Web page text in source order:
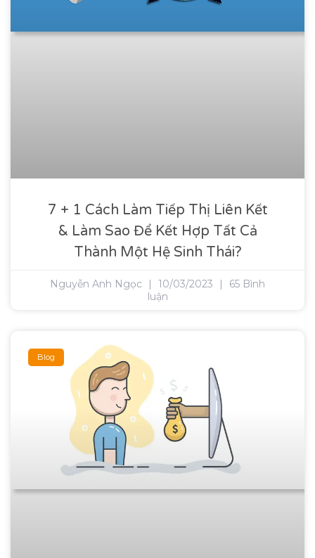
7 + 1 Cách Làm Tiếp Thị Liên Kết
& Làm Sao Để Kết Hợp Tất Cả
Thành Một Hệ Sinh Thái?
Nguyễn Anh Ngọc 10/03/2023
65 Bình
luận
Blog